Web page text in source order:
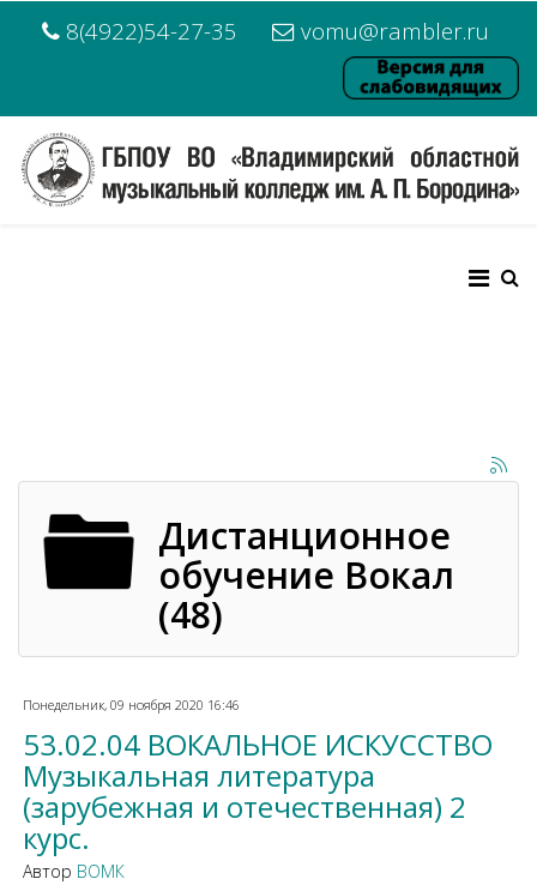
8(4922)54-27-35 vomu@rambler.ru
Дистанционное
обучение Вокал
(48)
Понедельник, 09 ноября 2020 16:46
53.02.04 ВОКАЛЬНОЕ ИСКУССТВО
Музыкальная литература
(зарубежная и отечественная) 2
курс.
Автор ВОМК